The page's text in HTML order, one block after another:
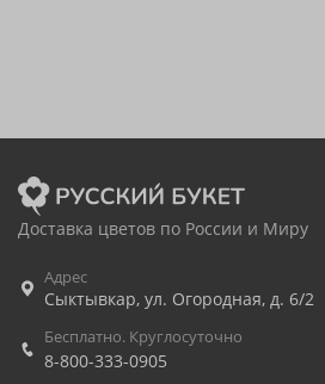
Доставка цветов по России и Миру
Адрес
Сыктывкар, ул. Огородная, д. 6/2
Бесплатно. Круглосуточно
8-800-333-0905